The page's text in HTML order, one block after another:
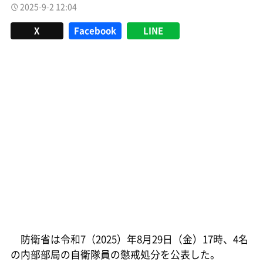
2025-9-2 12:04
X Facebook LINE
防衛省は令和7（2025）年8月29日（金）17時、4名
の内部部局の自衛隊員の懲戒処分を公表した。